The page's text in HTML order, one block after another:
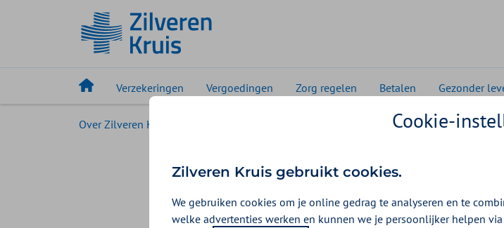
Verzekeringen Vergoedingen Zorg regelen Betalen Gezonder
Over Zilveren Kruis Behoefte aan
Grote regionale
behoefte woningen
Cookie-
Zilveren Kruis gebruikt cookies.
We gebruiken cookies om je online gedrag te analyseren en te
welke advertenties werken en kunnen we je persoonlijker helpen